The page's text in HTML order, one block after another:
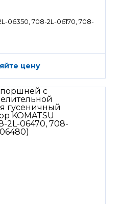
06350, 708-2L-06170, 708-
цену